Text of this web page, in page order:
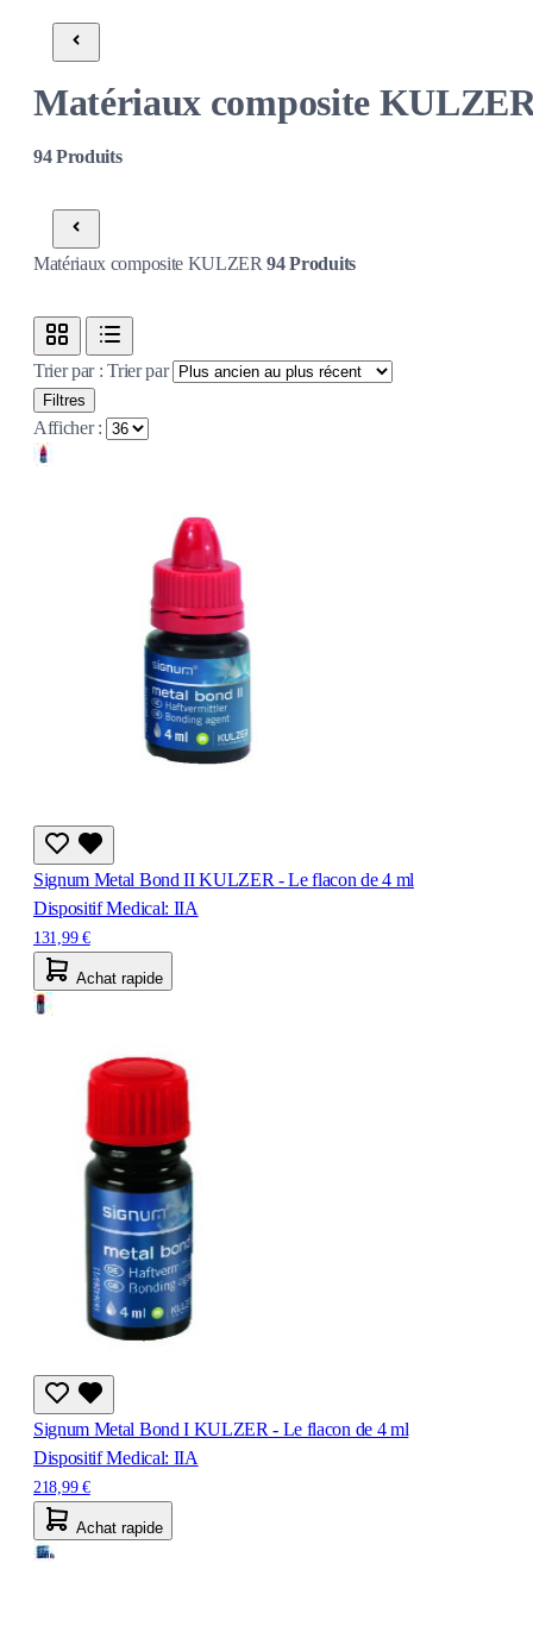
Matériaux composite
94Produits
Matériaux composite KULZER 94Produits
Trier par :Trier par
Filtres
Afficher :
Signum Metal Bond II KULZER - Le flacon de 4 ml
Dispositif Medical: IIA
131,99 €
Achat rapide
Signum Metal Bond I KULZER - Le flacon de 4 ml
Dispositif Medical: IIA
218,99 €
Achat rapide